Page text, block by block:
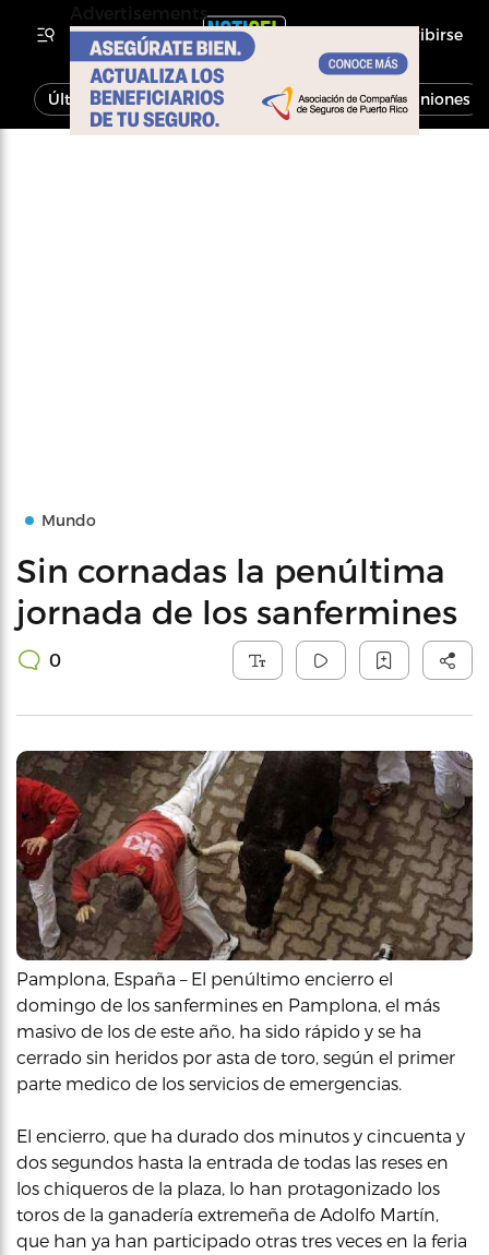
Inscribirse
Última Hora Noticias Economía Opiniones
Mundo
Sin cornadas la penúltima
jornada de los sanfermines
0
Pamplona, España – El penúltimo encierro el
domingo de los sanfermines en Pamplona, el más
masivo de los de este año, ha sido rápido y se ha
cerrado sin heridos por asta de toro, según el primer
parte medico de los servicios de emergencias.
El encierro, que ha durado dos minutos y cincuenta y
dos segundos hasta la entrada de todas las reses en
los chiqueros de la plaza, lo han protagonizado los
toros de la ganadería extremeña de Adolfo Martín,
que han ya han participado otras tres veces en la feria
Advertisements